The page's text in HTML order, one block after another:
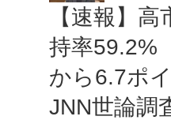
【速報】
持率
から6.7ポ
JNN世論調